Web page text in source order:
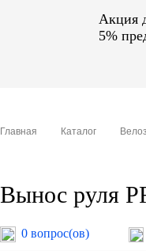
Акция
5%
Главная Каталог
Вынос руля
0 вопрос(ов)